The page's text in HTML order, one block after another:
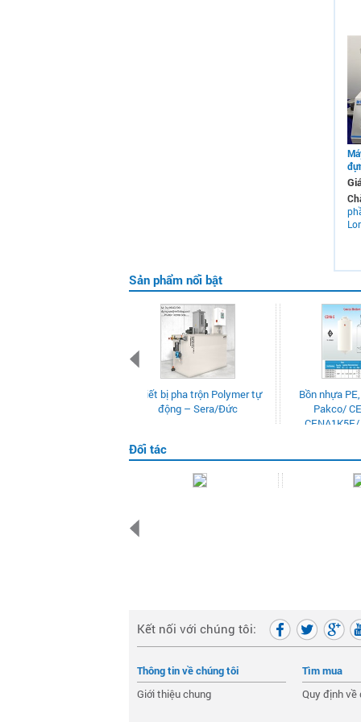
Sản phẩm nổi bật
Bồn nhựa PE, HDPE Tema
Pakco/ CENA1K0E/
CENA1K5E/ CENA2K0E
PA-
kiểm
Đối tác
Kết nối với chúng tôi:
Thông tin về chúng tôi
Giới thiệu chung
Tìm mua
Quy định về